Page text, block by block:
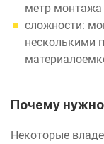
метр монтажа
сложности:
несколькими
Почему
Некоторые